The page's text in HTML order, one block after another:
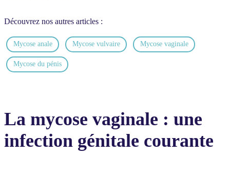
Découvrez nos autres articles :
Mycose anale Mycose vulvaire Mycose vaginale
Mycose du pénis
La mycose vaginale : une
infection génitale courante